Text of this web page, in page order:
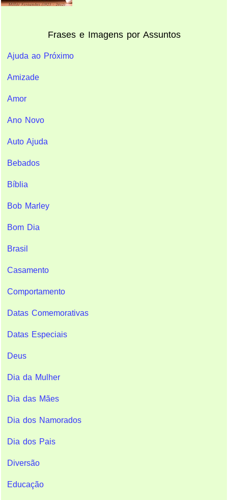
Frases e Imagens por Assuntos
Ajuda ao Próximo
Amizade
Amor
Ano Novo
Auto Ajuda
Bebados
Bíblia
Bob Marley
Bom Dia
Brasil
Casamento
Comportamento
Datas Comemorativas
Datas Especiais
Deus
Dia da Mulher
Dia das Mães
Dia dos Namorados
Dia dos Pais
Diversão
Educação